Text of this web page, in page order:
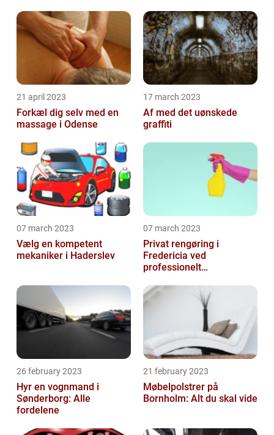
21 april 2023
Forkæl dig selv med en
massage i Odense
17 march 2023
Af med det uønskede
graffiti
07 march 2023
Vælg en kompetent
mekaniker i Haderslev
07 march 2023
Privat rengøring i
Fredericia ved
professionelt
26 february 2023
Hyr en vognmand i
Sønderborg: Alle
fordelene
21 february 2023
Møbelpolstrer på
Bornholm: Alt du skal vide